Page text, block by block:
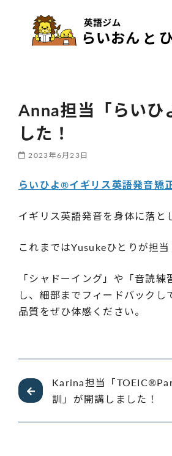
Anna担当「らいひ
した！
2023年6月23日
らいひよ®イギリス英語発音矯
イギリス英語発音を身体に落と
これまではYusukeひとりが担
「シャドーイング」や「音読
し、細部までフィードバック
品質をぜひ体感ください。
Karina担当「
訓」が開講しました！